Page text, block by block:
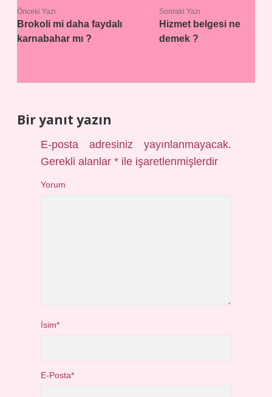
Önceki Yazı
Brokoli mi daha faydalı
karnabahar mı ?
Sonraki Yazı
Hizmet belgesi ne
demek ?
Bir yanıt yazın
E-posta adresiniz yayınlanmayacak.
Gerekli alanlar* ile işaretlenmişlerdir
Yorum
İsim*
E-Posta*